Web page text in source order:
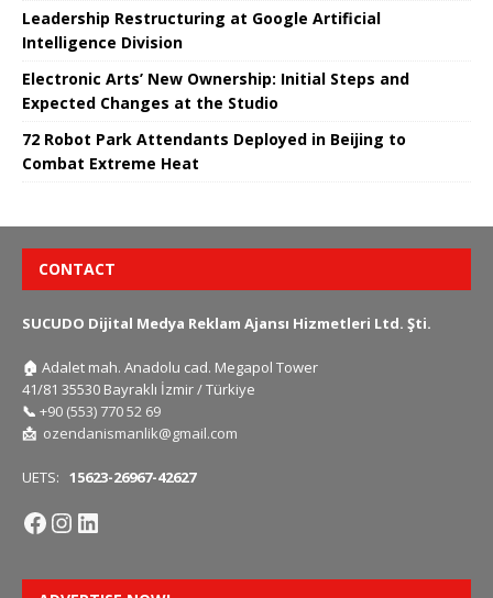
Leadership Restructuring at Google Artificial
Intelligence Division
Electronic Arts’ New Ownership: Initial Steps and
Expected Changes at the Studio
72 Robot Park Attendants Deployed in Beijing to
Combat Extreme Heat
CONTACT
SUCUDO Dijital Medya Reklam Ajansı Hizmetleri Ltd. Şti.
🏠 Adalet mah. Anadolu cad. Megapol Tower
41/81 35530 Bayraklı İzmir / Türkiye
📞 +90 (553) 770 52 69
📩 ozendanismanlik@gmail.com
UETS: 15623-26967-42627